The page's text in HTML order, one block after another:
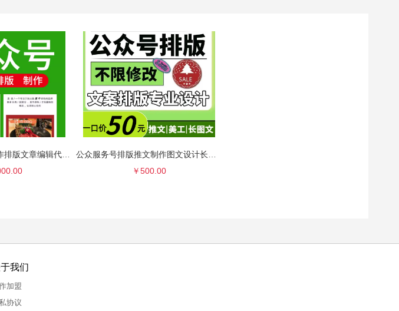
￥500.00
我们
加盟
协议